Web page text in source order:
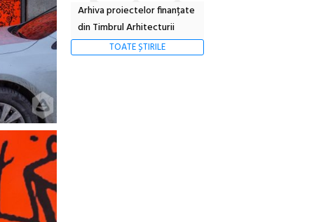
Arhiva proiectelor finanțate
din Timbrul Arhitecturii
TOATE ȘTIRILE